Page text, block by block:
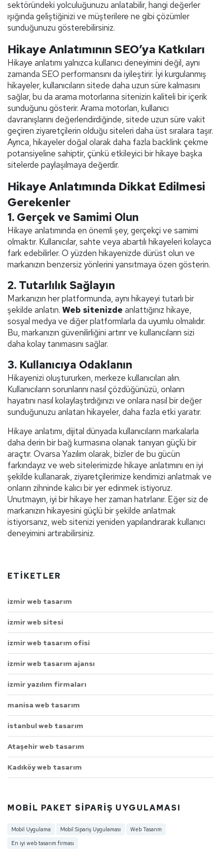
sektöründeki yolculuğunuzu anlatabilir, hangi değerler
ışığında geliştiğinizi ve müşterilere ne gibi çözümler
sunduğunuzu gösterebilirsiniz.
Hikaye Anlatımının SEO’ya Katkıları
Hikaye anlatımı yalnızca kullanıcı deneyimini değil, aynı
zamanda SEO performansını da iyileştirir. İyi kurgulanmış
hikayeler, kullanıcıların sitede daha uzun süre kalmasını
sağlar, bu da arama motorlarına sitenizin kaliteli bir içerik
sunduğunu gösterir. Arama motorları, kullanıcı
davranışlarını değerlendirdiğinde, sitede uzun süre vakit
geçiren ziyaretçilerin olduğu siteleri daha üst sıralara taşır.
Ayrıca, hikayeler doğal olarak daha fazla backlink çekme
potansiyeline sahiptir, çünkü etkileyici bir hikaye başka
sitelerde paylaşılmaya değerdir.
Hikaye Anlatımında Dikkat Edilmesi
Gerekenler
1. Gerçek ve Samimi Olun
Hikaye anlatımında en önemli şey, gerçekçi ve samimi
olmaktır. Kullanıcılar, sahte veya abartılı hikayeleri kolayca
fark edebilirler. O yüzden hikayenizde dürüst olun ve
markanızın benzersiz yönlerini yansıtmaya özen gösterin.
2. Tutarlılık Sağlayın
Markanızın her platformunda, aynı hikayeyi tutarlı bir
şekilde anlatın. Web sitenizde anlattığınız hikaye,
sosyal medya ve diğer platformlarla da uyumlu olmalıdır.
Bu, markanızın güvenilirliğini artırır ve kullanıcıların sizi
daha kolay tanımasını sağlar.
3. Kullanıcıya Odaklanın
Hikayenizi oluştururken, merkeze kullanıcıları alın.
Kullanıcıların sorunlarını nasıl çözdüğünüzü, onların
hayatını nasıl kolaylaştırdığınızı ve onlara nasıl bir değer
sunduğunuzu anlatan hikayeler, daha fazla etki yaratır.
Hikaye anlatımı, dijital dünyada kullanıcıların markalarla
daha derin bir bağ kurmasına olanak tanıyan güçlü bir
araçtır. Ovarsa Yazılım olarak, bizler de bu gücün
farkındayız ve web sitelerimizde hikaye anlatımını en iyi
şekilde kullanarak, ziyaretçilerimize kendimizi anlatmak ve
onların zihninde kalıcı bir yer edinmek istiyoruz.
Unutmayın, iyi bir hikaye her zaman hatırlanır. Eğer siz de
markanızın hikayesini güçlü bir şekilde anlatmak
istiyorsanız, web sitenizi yeniden yapılandırarak kullanıcı
deneyimini artırabilirsiniz.
ETIKETLER
izmir web tasarım
izmir web sitesi
izmir web tasarım ofisi
izmir web tasarım ajansı
izmir yazılım firmaları
manisa web tasarım
istanbul web tasarım
Ataşehir web tasarım
Kadıköy web tasarım
MOBIL PAKET SIPARIŞ UYGULAMASI
Mobil Uygulama Mobil Sipariş Uygulaması
Web Tasarım
En iyi web tasarım firması